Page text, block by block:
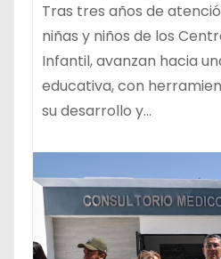
Tras tres años de
niñas y niños de los
Infantil, avanzan hacia
educativa, con
su desarrollo y…